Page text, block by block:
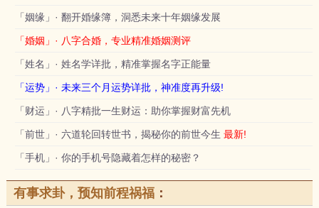
「姻缘」· 翻开婚缘簿，洞悉未来十年姻缘发展
「婚姻」· 八字合婚，专业精准婚姻测评
「姓名」· 姓名学详批，精准掌握名字正能量
「运势」· 未来三个月运势详批，神准度再升级!
「财运」· 八字精批一生财运：助你掌握财富先机
「前世」· 六道轮回转世书，揭秘你的前世今生 最新!
「手机」· 你的手机号隐藏着怎样的秘密？
有事求卦，预知前程祸福：